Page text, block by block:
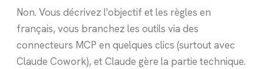
Non. Vous décrivez l'objectif et les règles en
français, vous branchez les outils via des
connecteurs MCP en quelques clics (surtout avec
Claude Cowork), et Claude gère la partie technique.